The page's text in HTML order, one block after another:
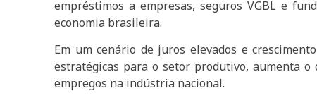
empréstimos a empresas, seguros VGBL e
economia brasileira.
Em um cenário de juros elevados e
estratégicas para o setor produtivo, aumenta o
empregos na indústria nacional.